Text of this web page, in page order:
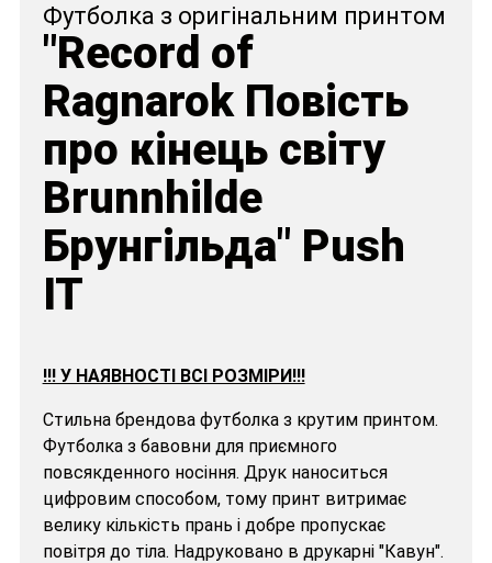
Футболка з оригінальним принтом
"Record of
Ragnarok Повість
про кінець світу
Brunnhilde
Брунгільда" Push
IT
!!! У НАЯВНОСТІ ВСІ РОЗМІРИ!!!
Стильна брендова футболка з крутим принтом.
Футболка з бавовни для приємного
повсякденного носіння. Друк наноситься
цифровим способом, тому принт витримає
велику кількість прань і добре пропускає
повітря до тіла. Надруковано в друкарні "Кавун".